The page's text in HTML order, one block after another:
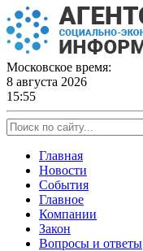
Skip
to
content
Московское время:
8 августа 2026
15:55
Главная
Новости
События
Главное
Компании
Закон
Вопросы и ответы